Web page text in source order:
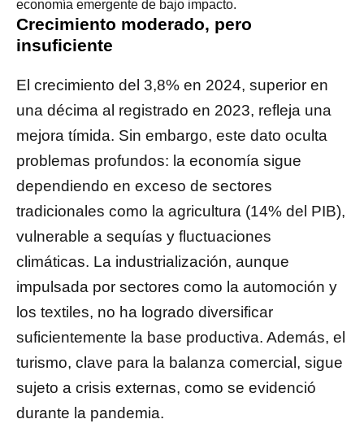
economía emergente de bajo impacto.
Crecimiento moderado, pero
insuficiente
El crecimiento del 3,8% en 2024, superior en
una décima al registrado en 2023, refleja una
mejora tímida. Sin embargo, este dato oculta
problemas profundos: la economía sigue
dependiendo en exceso de sectores
tradicionales como la agricultura (14% del PIB),
vulnerable a sequías y fluctuaciones
climáticas. La industrialización, aunque
impulsada por sectores como la automoción y
los textiles, no ha logrado diversificar
suficientemente la base productiva. Además, el
turismo, clave para la balanza comercial, sigue
sujeto a crisis externas, como se evidenció
durante la pandemia.